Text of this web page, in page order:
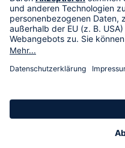
HSE International